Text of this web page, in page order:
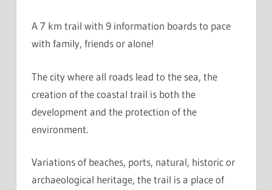
A 7 km trail with 9 information boards to pace
with family, friends or alone!
The city where all roads lead to the sea, the
creation of the coastal trail is both the
development and the protection of the
environment.
Variations of beaches, ports, natural, historic or
archaeological heritage, the trail is a place of